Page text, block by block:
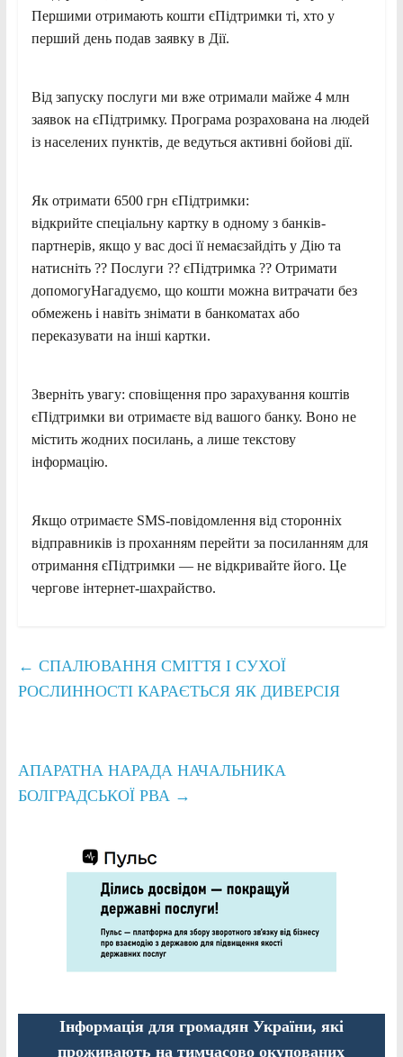
Першими отримають кошти єПідтримки ті, хто у
перший день подав заявку в Дії.
Від запуску послуги ми вже отримали майже 4 млн
заявок на єПідтримку. Програма розрахована на людей
із населених пунктів, де ведуться активні бойові дії.
Як отримати 6500 грн єПідтримки:
відкрийте спеціальну картку в одному з банків-
партнерів, якщо у вас досі її немаєзайдіть у Дію та
натисніть ?? Послуги ?? єПідтримка ?? Отримати
допомогуНагадуємо, що кошти можна витрачати без
обмежень і навіть знімати в банкоматах або
переказувати на інші картки.
Зверніть увагу: сповіщення про зарахування коштів
єПідтримки ви отримаєте від вашого банку. Воно не
містить жодних посилань, а лише текстову
інформацію.
Якщо отримаєте SMS-повідомлення від сторонніх
відправників із проханням перейти за посиланням для
отримання єПідтримки — не відкривайте його. Це
чергове інтернет-шахрайство.
← СПАЛЮВАННЯ СМІТТЯ І СУХОЇ
РОСЛИННОСТІ КАРАЄТЬСЯ ЯК ДИВЕРСІЯ
АПАРАТНА НАРАДА НАЧАЛЬНИКА
БОЛГРАДСЬКОЇ РВА →
Інформація для громадян України, які
проживають на тимчасово окупованих